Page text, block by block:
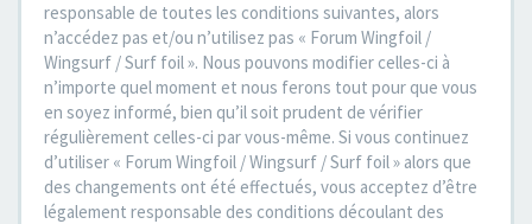
responsable de toutes les conditions suivantes, alors
n’accédez pas et/ou n’utilisez pas « Forum Wingfoil /
Wingsurf / Surf foil ». Nous pouvons modifier celles-ci à
n’importe quel moment et nous ferons tout pour que vous
en soyez informé, bien qu’il soit prudent de vérifier
régulièrement celles-ci par vous-même. Si vous continuez
d’utiliser « Forum Wingfoil / Wingsurf / Surf foil » alors que
des changements ont été effectués, vous acceptez d’être
légalement responsable des conditions découlant des